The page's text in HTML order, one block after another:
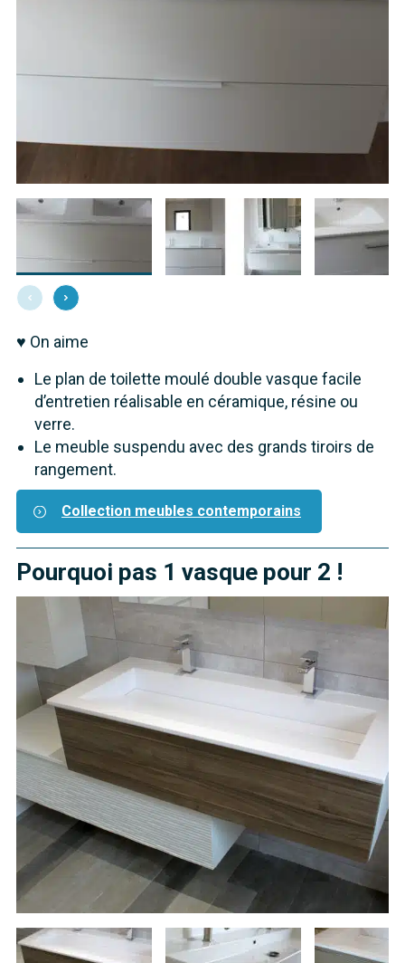
♥ On aime
Le plan de toilette moulé double vasque facile
d’entretien réalisable en céramique, résine ou
verre.
Le meuble suspendu avec des grands tiroirs de
rangement.
Collection meubles contemporains
Pourquoi pas 1 vasque pour 2 !